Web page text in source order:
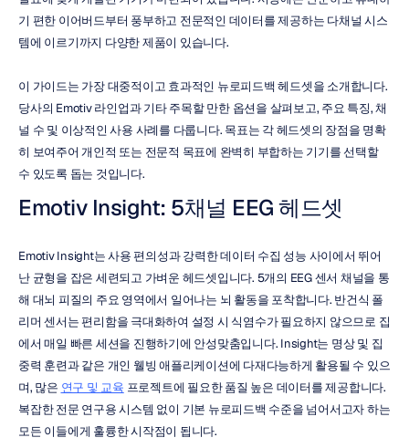
기 편한 이어버드부터 풍부하고 전문적인 데이터를 제공하는 다채널 시스
템에 이르기까지 다양한 제품이 있습니다.
이 가이드는 가장 대중적이고 효과적인 뉴로피드백 헤드셋을 소개합니다.
당사의 Emotiv 라인업과 기타 주목할 만한 옵션을 살펴보고, 주요 특징, 채
널 수 및 이상적인 사용 사례를 다룹니다. 목표는 각 헤드셋의 장점을 명확
히 보여주어 개인적 또는 전문적 목표에 완벽히 부합하는 기기를 선택할
수 있도록 돕는 것입니다.
Emotiv Insight: 5채널 EEG 헤드셋
Emotiv Insight는 사용 편의성과 강력한 데이터 수집 성능 사이에서 뛰어
난 균형을 잡은 세련되고 가벼운 헤드셋입니다. 5개의 EEG 센서 채널을 통
해 대뇌 피질의 주요 영역에서 일어나는 뇌 활동을 포착합니다. 반건식 폴
리머 센서는 편리함을 극대화하여 설정 시 식염수가 필요하지 않으므로 집
에서 매일 빠른 세션을 진행하기에 안성맞춤입니다. Insight는 명상 및 집
중력 훈련과 같은 개인 웰빙 애플리케이션에 다재다능하게 활용될 수 있으
며, 많은 연구 및 교육 프로젝트에 필요한 품질 높은 데이터를 제공합니다.
복잡한 전문 연구용 시스템 없이 기본 뉴로피드백 수준을 넘어서고자 하는
모든 이들에게 훌륭한 시작점이 됩니다.